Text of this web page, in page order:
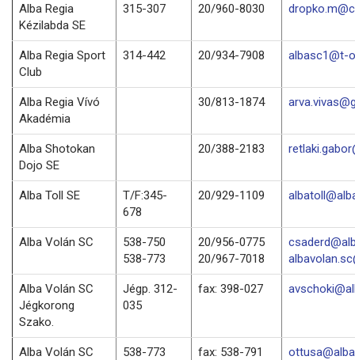
Alba Regia
Kézilabda SE
315-307 20/960-8030
Alba Regia Sport
Club
314-442 20/934-7908 albasc1@t-
Alba Regia Vívó
Akadémia
30/813-1874
Alba Shotokan
Dojo SE
20/388-2183
Alba Toll SE
T/F:345-
678
20/929-1109
Alba Volán SC
538-750
538-773
20/956-0775
20/967-7018
Alba Volán SC
Jégkorong
Szako.
Jégp. 312-
035
fax: 398-027
Alba Volán SC
538-773 fax: 538-791